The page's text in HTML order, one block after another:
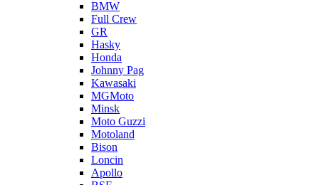
BMW
Full Crew
GR
Hasky
Honda
Johnny Pag
Kawasaki
MGMoto
Minsk
Moto Guzzi
Motoland
Bison
Loncin
Apollo